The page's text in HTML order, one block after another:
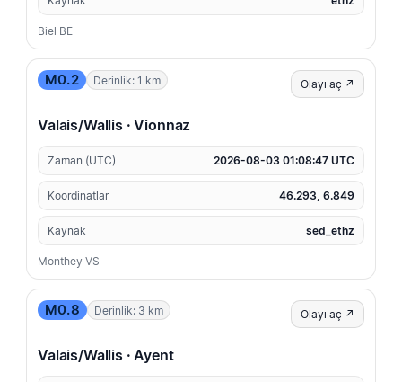
Biel BE
M0.2 Derinlik: 1 km Olayı aç ↗
Valais/Wallis · Vionnaz
Zaman (UTC) 2026-08-03 01:08:47 UTC
Koordinatlar 46.293, 6.849
Kaynak sed_ethz
Monthey VS
M0.8 Derinlik: 3 km Olayı aç ↗
Valais/Wallis · Ayent